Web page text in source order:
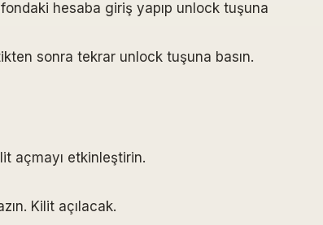
hesaba giriş yapıp unlock tuşuna
sonra tekrar unlock tuşuna basın.
açmayı etkinleştirin.
Kilit açılacak.